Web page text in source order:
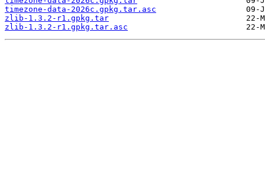
timezone-data-2026c.gpkg.tar.asc
zlib-1.3.2-r1.gpkg.tar
zlib-1.3.2-r1.gpkg.tar.asc